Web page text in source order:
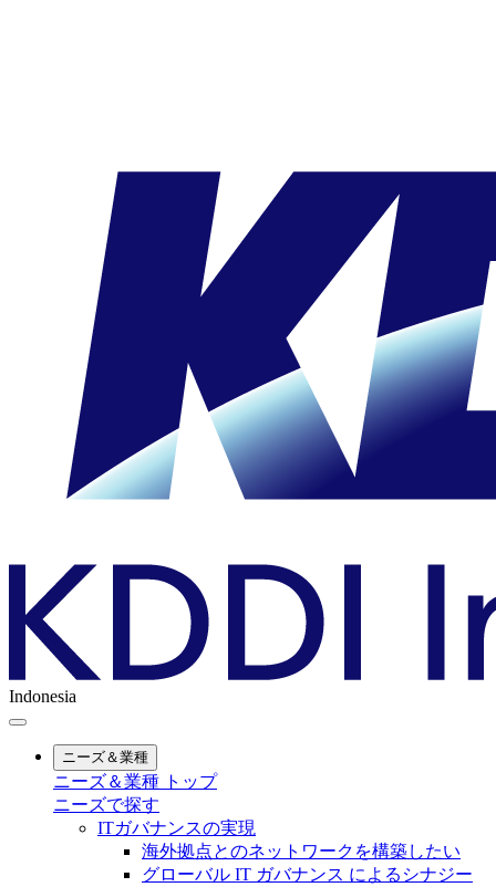
Indonesia
ニーズ＆業種
ニーズ＆業種 トップ
ニーズで探す
ITガバナンスの実現
海外拠点とのネットワークを構築したい
グローバル IT ガバナンス によるシナジー